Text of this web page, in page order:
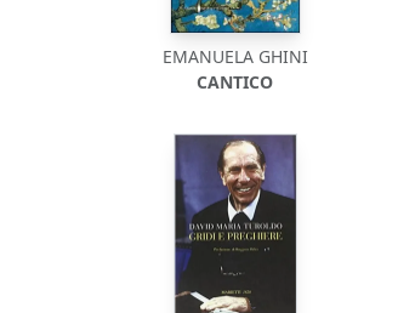
EMANUELA GHINI
CANTICO